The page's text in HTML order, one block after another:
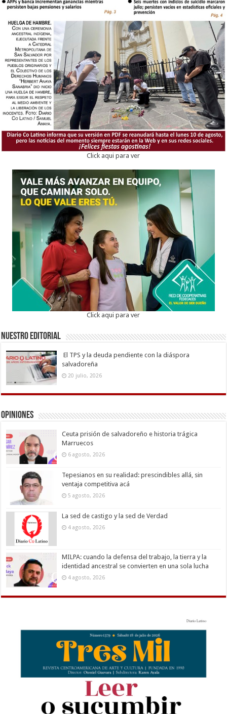
Click aqui para ver
Click aqui para ver
Nuestro Editorial
El TPS y la deuda pendiente con la diáspora
salvadoreña
20 julio, 2026
Opiniones
Ceuta prisión de salvadoreño e historia trágica
Marruecos
6 agosto, 2026
Tepesianos en su realidad: prescindibles allá, sin
ventaja competitiva acá
5 agosto, 2026
La sed de castigo y la sed de Verdad
4 agosto, 2026
MILPA: cuando la defensa del trabajo, la tierra y la
identidad ancestral se convierten en una sola lucha
4 agosto, 2026